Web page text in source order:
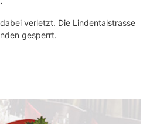
verletzt. Die Lindentalstrasse
gesperrt.